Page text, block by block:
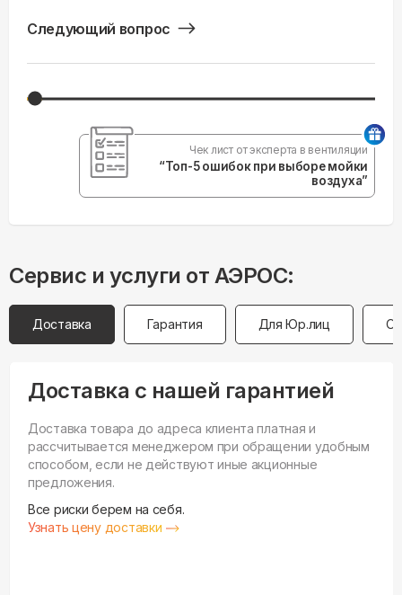
Следующий вопрос
Чек лист от эксперта в вентиляции
“Топ-5 ошибок при выборе мойки
воздуха”
Сервис и услуги от АЭРОС:
Доставка Гарантия Для Юр.лиц
Доставка с нашей гарантией
Доставка товара до адреса клиента платная и
рассчитывается менеджером при обращении удобным
способом, если не действуют иные акционные
предложения.
Все риски берем на себя.
Узнать цену доставки